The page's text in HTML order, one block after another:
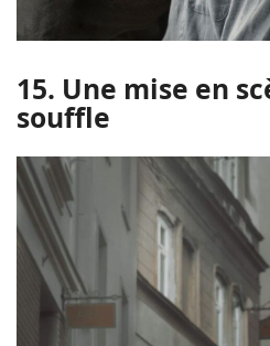
15. Une mise en
souffle